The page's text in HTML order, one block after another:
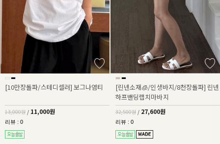
[10만장돌파/스테디셀러] 보그나염티
13,000원 / 11,000원
리뷰 : 0
[린넨소재🧊/인생바지/8천장돌파] 린넨
하프밴딩랩치마바지
32,500원 / 27,600원
리뷰 : 0